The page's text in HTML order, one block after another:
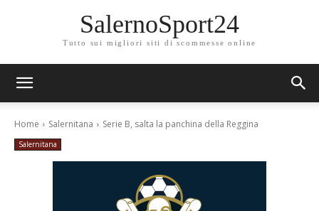
SalernoSport24
Tutto sui migliori siti di scommesse online
Home Salernitana Serie B, salta la panchina della Reggina
Salernitana